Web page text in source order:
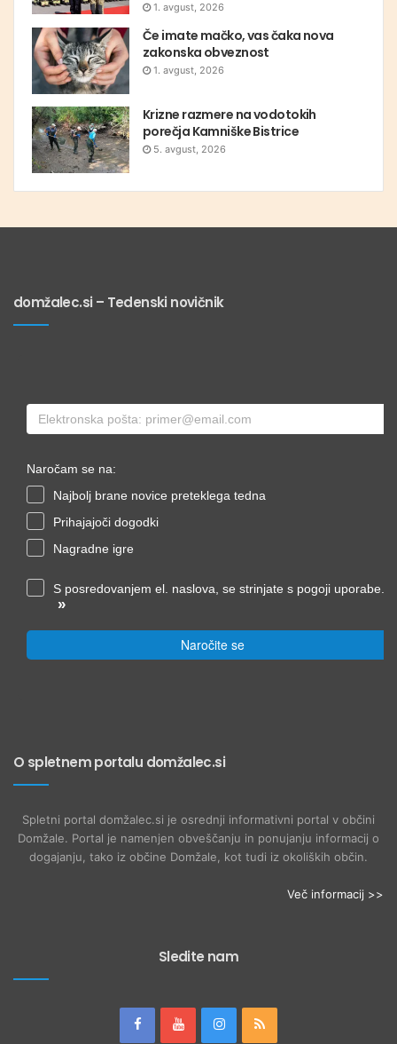
1. avgust, 2026
Če imate mačko, vas čaka nova
zakonska obveznost
1. avgust, 2026
Krizne razmere na vodotokih
porečja Kamniške Bistrice
5. avgust, 2026
domžalec.si – Tedenski novičnik
Naročam se na:
Najbolj brane novice preteklega tedna
Prihajajoči dogodki
Nagradne igre
S posredovanjem el. naslova, se strinjate s pogoji uporabe.
»
Naročite se
O spletnem portalu domžalec.si
Spletni portal domžalec.si je osrednji informativni portal v občini
Domžale. Portal je namenjen obveščanju in ponujanju informacij o
dogajanju, tako iz občine Domžale, kot tudi iz okoliških občin.
Več informacij >>
Sledite nam